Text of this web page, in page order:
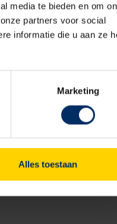
media te bieden en om
partners voor social
informatie die u aan ze
Marketing
Alles toestaan